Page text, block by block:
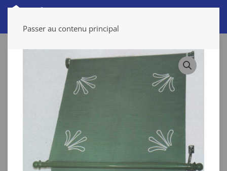
Passer au contenu principal